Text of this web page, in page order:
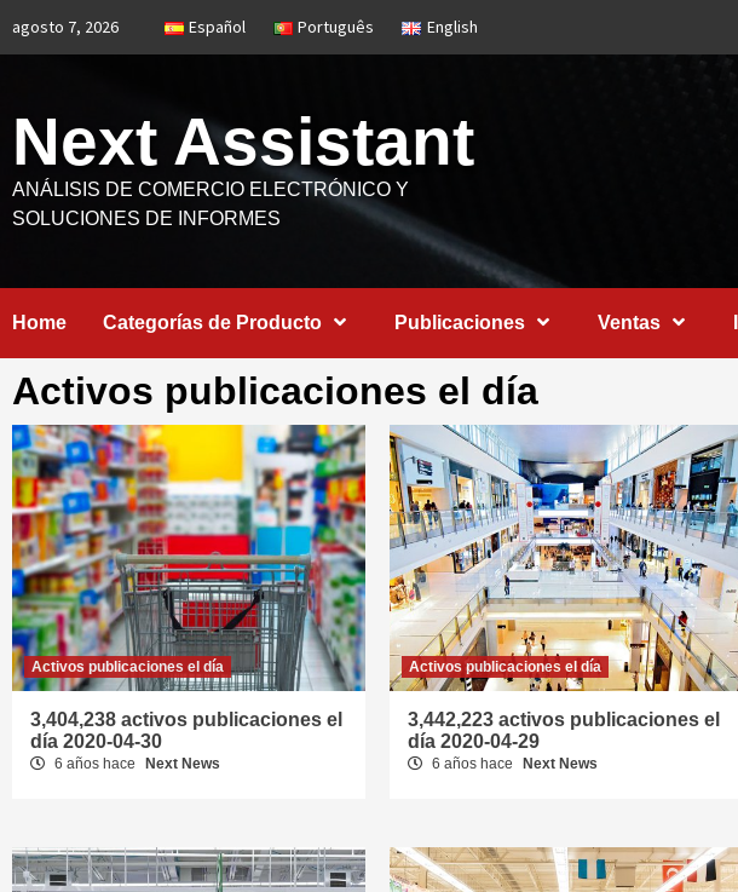
agosto 7, 2026 Español Português English
Next Assistant
ANÁLISIS DE COMERCIO ELECTRÓNICO Y
SOLUCIONES DE INFORMES
Home Categorías de Producto Publicaciones Ventas
Activos publicaciones el día
Activos publicaciones el día
3,404,238 activos publicaciones el
día 2020-04-30
6 años hace Next News
Activos publicaciones el día
3,442,223 activos publicaciones el
día 2020-04-29
6 años hace Next News